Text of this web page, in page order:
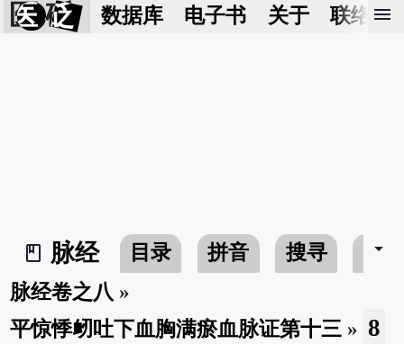
医 砭 数据库 电子书 关于 联络我
menu
book_2
脉经 目录 拼音 搜寻 书介
arrow_drop_down
脉经卷之八 »
平惊悸衂吐下血胸满瘀血脉证第十三 » 8